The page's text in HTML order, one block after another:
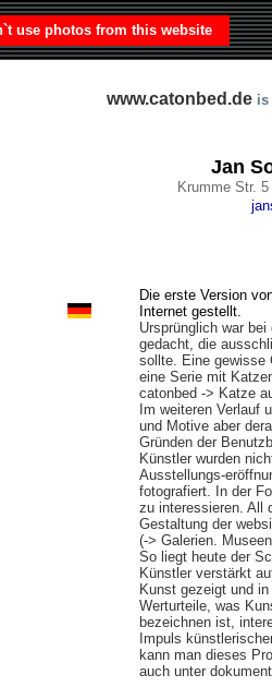
www.catonbed.de is
Jan
Krumme Str. 5
Die erste Version
Internet gestellt.
Ursprünglich war
gedacht, die
sollte. Eine gewisse
eine Serie mit
catonbed -> Katze
Im weiteren Verlauf
und Motive aber
Gründen der
Künstler wurden
Ausstellungs-
fotografiert. In der
zu interessieren. All
Gestaltung der
(-> Galerien.
So liegt heute der
Künstler verstärkt
Kunst gezeigt und
Werturteile, was
bezeichnen ist,
Impuls
kann man dieses
auch unter
use photos from this website